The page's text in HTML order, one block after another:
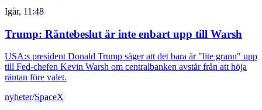
Igår, 11:48
Trump: Räntebeslut är inte enbart upp till Warsh
USA:s president Donald Trump säger att det bara är "lite grann" upp
till Fed-chefen Kevin Warsh om centralbanken avstår från att höja
räntan före valet.
nyheter/SpaceX